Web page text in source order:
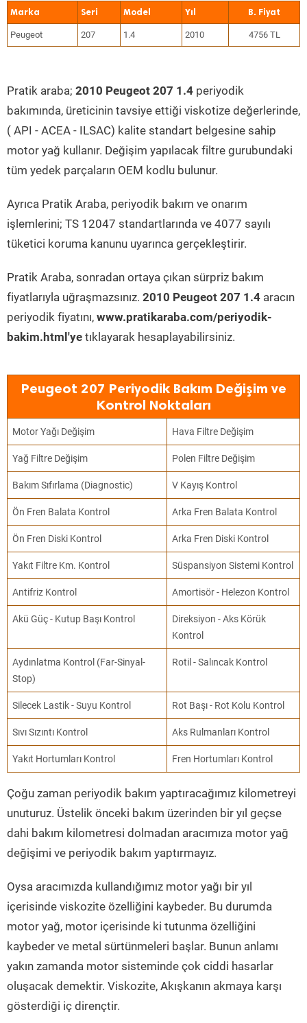
Marka Seri Model Yıl
Peugeot 207 1.4 2010 4756 TL
Pratik araba; 2010 Peugeot 207 1.4 periyodik
bakımında, üreticinin tavsiye ettiği viskotize değerlerinde,
( API - ACEA - ILSAC) kalite standart belgesine sahip
motor yağ kullanır. Değişim yapılacak filtre gurubundaki
tüm yedek parçaların OEM kodlu bulunur.
Ayrıca Pratik Araba, periyodik bakım ve onarım
işlemlerini; TS 12047 standartlarında ve 4077 sayılı
tüketici koruma kanunu uyarınca gerçekleştirir.
Pratik Araba, sonradan ortaya çıkan sürpriz bakım
fiyatlarıyla uğraşmazsınız. 2010 Peugeot 207 1.4 aracın
periyodik fiyatını, www.pratikaraba.com/periyodik-
bakim.html'ye tıklayarak hesaplayabilirsiniz.
Peugeot 207 Periyodik Bakım Değişim ve
Kontrol Noktaları
Motor Yağı Değişim Hava Filtre Değişim
Yağ Filtre Değişim Polen Filtre Değişim
Bakım Sıfırlama (Diagnostic) V Kayış Kontrol
Ön Fren Balata Kontrol Arka Fren Balata Kontrol
Ön Fren Diski Kontrol Arka Fren Diski Kontrol
Yakıt Filtre Km. Kontrol Süspansiyon Sistemi Kontrol
Antifriz Kontrol Amortisör - Helezon Kontrol
Akü Güç - Kutup Başı Kontrol
Direksiyon - Aks Körük
Kontrol
Aydınlatma Kontrol (Far-Sinyal-
Stop)
Rotil - Salıncak Kontrol
Silecek Lastik - Suyu Kontrol Rot Başı - Rot Kolu Kontrol
Sıvı Sızıntı Kontrol Aks Rulmanları Kontrol
Yakıt Hortumları Kontrol Fren Hortumları Kontrol
Çoğu zaman periyodik bakım yaptıracağımız kilometreyi
unuturuz. Üstelik önceki bakım üzerinden bir yıl geçse
dahi bakım kilometresi dolmadan aracımıza motor yağ
değişimi ve periyodik bakım yaptırmayız.
Oysa aracımızda kullandığımız motor yağı bir yıl
içerisinde viskozite özelliğini kaybeder. Bu durumda
motor yağ, motor içerisinde ki tutunma özelliğini
kaybeder ve metal sürtünmeleri başlar. Bunun anlamı
yakın zamanda motor sisteminde çok ciddi hasarlar
oluşacak demektir. Viskozite, Akışkanın akmaya karşı
gösterdiği iç dirençtir.